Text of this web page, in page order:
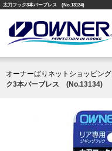
太刀フック3本バーブレス (No.13134)
オーナーばりネットショッピング
ク3本バーブレス (No.13134)